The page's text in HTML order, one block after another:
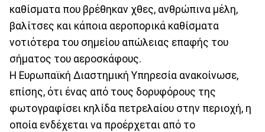
καθίσματα που βρέθηκαν χθες, ανθρώπινα μέλη,
βαλίτσες και κάποια αεροπορικά καθίσματα
νοτιότερα του σημείου απώλειας επαφής του
σήματος του αεροσκάφους.
Η Ευρωπαϊκή Διαστημική Υπηρεσία ανακοίνωσε,
επίσης, ότι ένας από τους δορυφόρους της
φωτογραφίσει κηλίδα πετρελαίου στην περιοχή, η
οποία ενδέχεται να προέρχεται από το